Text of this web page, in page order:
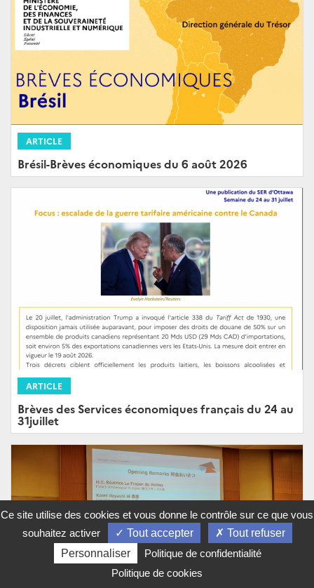
ARTICLE
Brésil-Brèves économiques du 6 août 2026
ARTICLE
Brèves des Services économiques français du 24 au
31juillet
Ce site utilise des cookies et vous donne le contrôle sur ce que vous
souhaitez activer
Tout accepter
Tout refuser
Personnaliser
Politique de confidentialité
Politique de cookies